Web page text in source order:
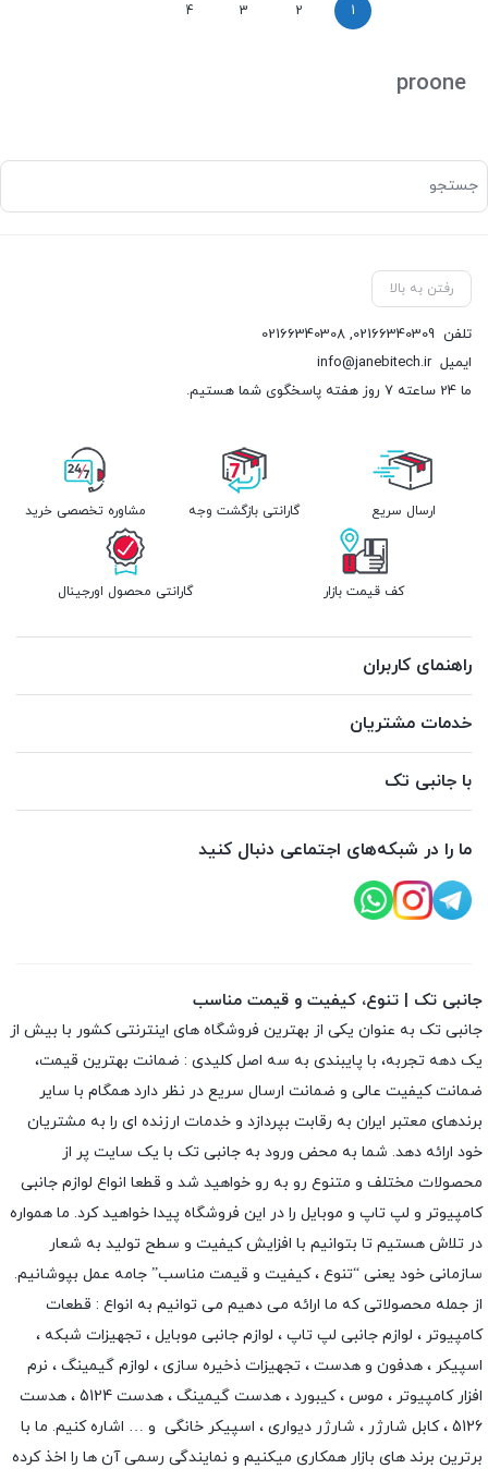
1
2
3
4
proone
رفتن به بالا
تلفن 02166340309
,
02166340308
ایمیلinfo@janebitech.ir
ما 24 ساعته 7 روز هفته پاسخگوی شما هستیم.
ارسال سریع گارانتی بازگشت وجه مشاوره تخصصی خرید
کف قیمت بازار گارانتی محصول اورجینال
راهنمای کاربران
خدمات مشتریان
با جانبی تک
ما را در شبکه‌های اجتماعی دنبال کنید
جانبی تک | تنوع، کیفیت و قیمت مناسب
جانبی تک به عنوان یکی از بهترین فروشگاه های اینترنتی کشور با بیش از
یک دهه تجربه، با پایبندی به سه اصل کلیدی : ضمانت بهترین قیمت،
ضمانت کیفیت عالی و ضمانت ارسال سریع در نظر دارد همگام با سایر
برندهای معتبر ایران به رقابت بپردازد و خدمات ارزنده ای را به مشتریان
خود ارائه دهد. شما به محض ورود به جانبی تک با یک سایت پر از
محصولات مختلف و متنوع رو به رو خواهید شد و قطعا انواع لوازم جانبی
کامپیوتر و لپ تاپ و موبایل را در این فروشگاه پیدا خواهید کرد. ما همواره
در تلاش هستیم تا بتوانیم با افزایش کیفیت و سطح تولید به شعار
سازمانی خود یعنی “تنوع ، کیفیت و قیمت مناسب” جامه عمل بپوشانیم.
از جمله محصولاتی که ما ارائه می دهیم می توانیم به انواع : قطعات
کامپیوتر ، لوازم جانبی لپ تاپ ، لوازم جانبی موبایل ، تجهیزات شبکه ،
اسپیکر ، هدفون و هدست ، تجهیزات ذخیره سازی ، لوازم گیمینگ ، نرم
افزار کامپیوتر ، موس ،کیبورد ، هدست گیمینگ
، هدست 5124 ، هدست
5126 ،
کابل شارژر ، شارژر دیواری ، اسپیکر خانگی و … اشاره کنیم. ما با
برترین برند های بازار همکاری میکنیم و نمایندگی رسمی آن ها را اخذ کرده